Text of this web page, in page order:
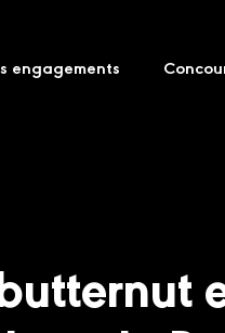
engagements